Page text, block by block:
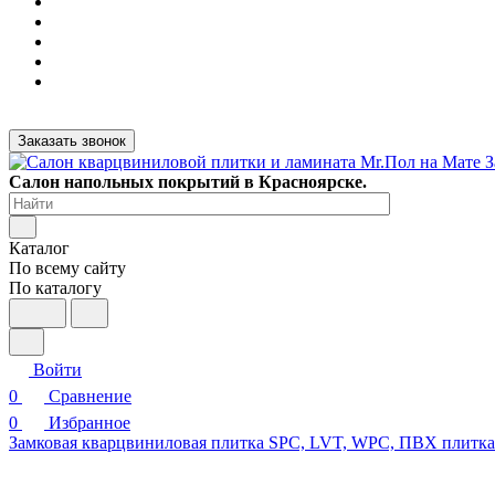
Заказать звонок
Салон напольных покрытий в Красноярске.
Каталог
По всему сайту
По каталогу
Войти
0
Сравнение
0
Избранное
Замковая кварцвиниловая плитка SPC, LVT, WPC, ПВХ